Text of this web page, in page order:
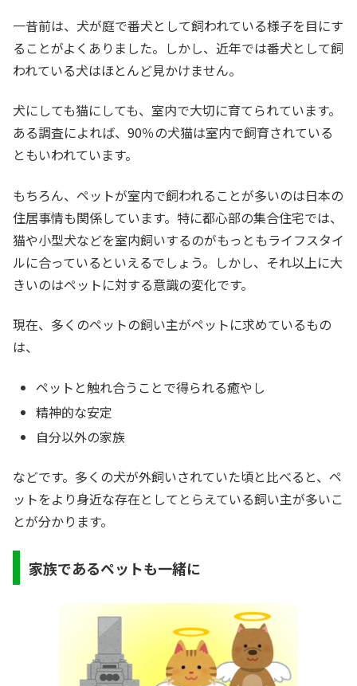
一昔前は、犬が庭で番犬として飼われている様子を目にす
ることがよくありました。しかし、近年では番犬として飼
われている犬はほとんど見かけません。
犬にしても猫にしても、室内で大切に育てられています。
ある調査によれば、90％の犬猫は室内で飼育されている
ともいわれています。
もちろん、ペットが室内で飼われることが多いのは日本の
住居事情も関係しています。特に都心部の集合住宅では、
猫や小型犬などを室内飼いするのがもっともライフスタイ
ルに合っているといえるでしょう。しかし、それ以上に大
きいのはペットに対する意識の変化です。
現在、多くのペットの飼い主がペットに求めているもの
は、
ペットと触れ合うことで得られる癒やし
精神的な安定
自分以外の家族
などです。多くの犬が外飼いされていた頃と比べると、ペ
ットをより身近な存在としてとらえている飼い主が多いこ
とが分かります。
家族であるペットも一緒に